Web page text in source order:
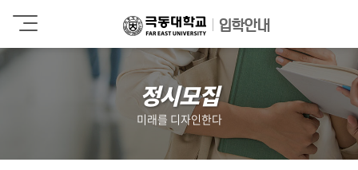
극
동
대
학
교
입학안내
정시모집
미래를 디자인한다